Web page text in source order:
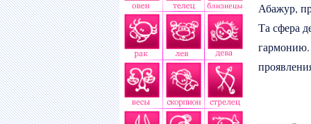
Абажур,
Та сфера